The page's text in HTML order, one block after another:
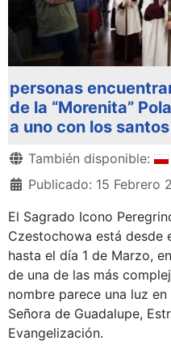
personas
de la “Morenita”
a uno con los
Detalles
También disponible:
Publicado: 15 Febrero
El Sagrado Icono
Czestochowa está desde
hasta el día 1 de Marzo,
de una de las más
nombre parece una luz
Señora de Guadalupe,
Evangelización.